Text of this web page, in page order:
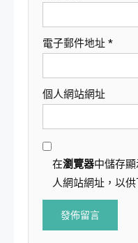
電子郵件地址 *
個人網站網址
在瀏覽器中儲存
人網站網址，以